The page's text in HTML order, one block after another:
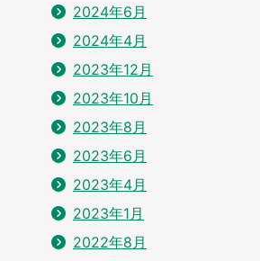
2024年6月
2024年4月
2023年12月
2023年10月
2023年8月
2023年6月
2023年4月
2023年1月
2022年8月